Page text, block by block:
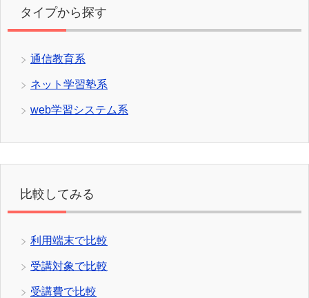
タイプから探す
通信教育系
ネット学習塾系
web学習システム系
比較してみる
利用端末で比較
受講対象で比較
受講費で比較